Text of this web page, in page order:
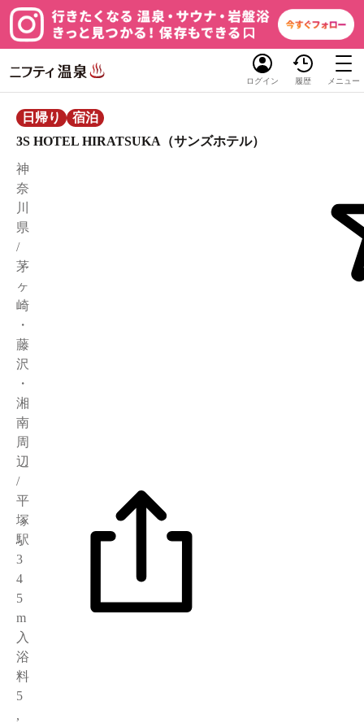
ログイン 履歴 メニュー
日帰り
宿泊
3S HOTEL HIRATSUKA（サンズホテル）
神
奈
川
県
/
茅
ヶ
崎
・
藤
沢
・
湘
南
周
辺
/
平
塚
駅
3
4
5
m
入
浴
料
5
,